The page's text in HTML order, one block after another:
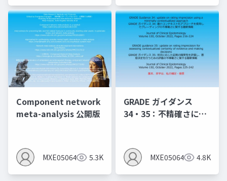
Component network
meta-analysis 公開版
MXE05064 5.3K
GRADE ガイダンス
34・35：不精確さにの
は以下のnoteに記載し
たので、いずれ削除予
定）
MXE05064 4.8K